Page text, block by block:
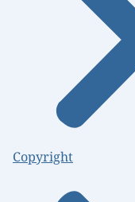
Copyright